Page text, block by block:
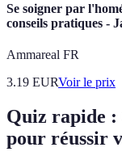
Se soigner par
conseils pratiques -
Ammareal FR
3.19 EURVoir le prix
Quiz rapide :
pour réussir